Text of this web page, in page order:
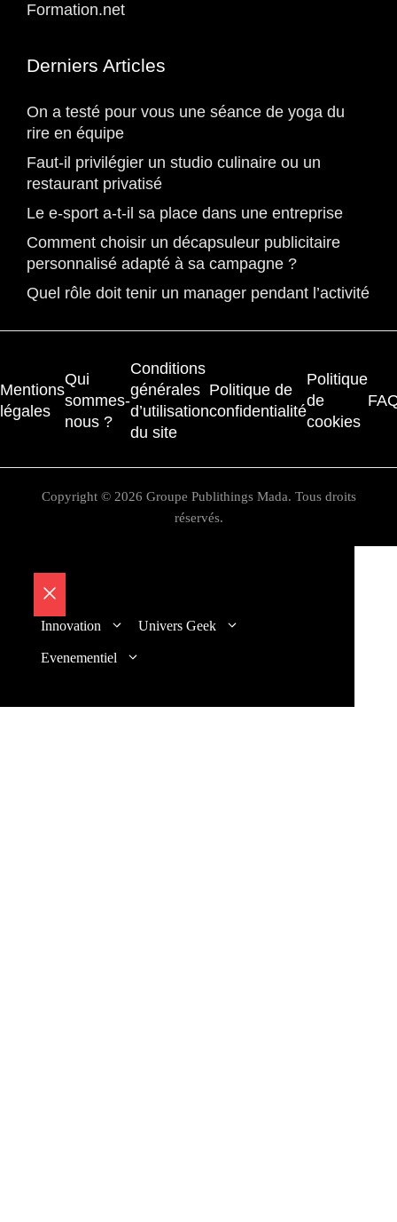
Formation.net
Derniers Articles
On a testé pour vous une séance de yoga du
rire en équipe
Faut-il privilégier un studio culinaire ou un
restaurant privatisé
Le e-sport a-t-il sa place dans une entreprise
Comment choisir un décapsuleur publicitaire
personnalisé adapté à sa campagne ?
Quel rôle doit tenir un manager pendant l’activité
Mentions
légales
Qui
sommes-
nous ?
Conditions
générales
d’utilisation
du site
Politique de
confidentialité
Politique
de
cookies
Copyright © 2026 Groupe Publithings Mada. Tous droits
réservés.
Fermer
Innovation Univers Geek
Evenementiel